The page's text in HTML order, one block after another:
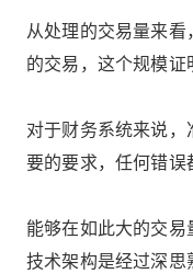
从处理的交易量来
的交易，这个规模证
对于财务系统来说
要的要求，任何错误
能够在如此大的交
技术架构是经过深思